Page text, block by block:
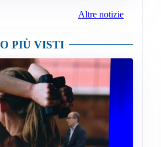
Altre notizie
PIÙ VISTI